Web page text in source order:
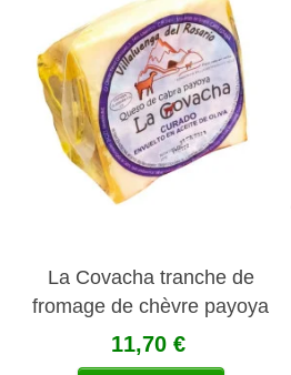
La Covacha tranche de
fromage de chèvre payoya
affiné à l'huile d'olive
11,70 €